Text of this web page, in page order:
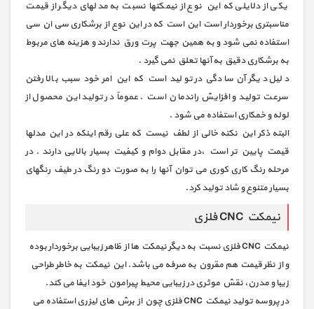
یکی از دلایلی که این نوع از نیمکتها نسبت به مدلهای دیگر از قیمت
مناسبتری برخوردار است این است که در این نوع از برشکاری سی ان سی
استفاده نمی شود و به همین جهت پرت ورق ندارند و هزینه های مربوط
به برشکاری دقیق به آنها تعلق نمی گیرد .
دلیل دیگر آن سادگی در تولید است که این امر خود سبب بالا رفتن
سرعت تولید و افزایش راندمان است . عموماً در تولید این محصول از
لوله و خمکاری استفاده می شود .
البته ذکر این نکته خالی از لطف نیست که علی رقم اینکه در این مدلها
قیمت پایین تر است ،در مقابل دوام و کیفیت بسیار بالایی دارند . در
مرحله رنگ کاری کوری می توان آنها را به صورت دو رنگ در طیف رنگهای
بسیار متنوع و شاد تولید کرد.
نیمکت CNC فلزی
نیمکت CNC فلزی نسبت به دیگر نیمکت ها از ظاهر زیبایی برخوردار بوده
و از نظر قیمت هم مقرون به صرفه می باشد. این نیمکت به خاطر طراحی
زیبا و مدرن، نقش موثری در زیبایی محیط پیرامون خود ایفا می کند.
در پروسه تولید نیمکت CNC فلزی چون از برش های لیزری استفاده می